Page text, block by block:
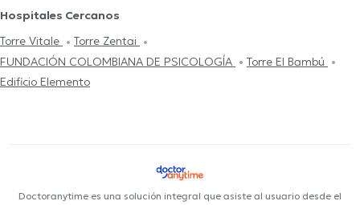
Hospitales Cercanos
Torre Vitale
Torre Zentai
FUNDACIÓN COLOMBIANA DE PSICOLOGÍA
Torre El Bambú
Edificio Elemento
Doctoranytime es una solución integral que asiste al usuario desde el